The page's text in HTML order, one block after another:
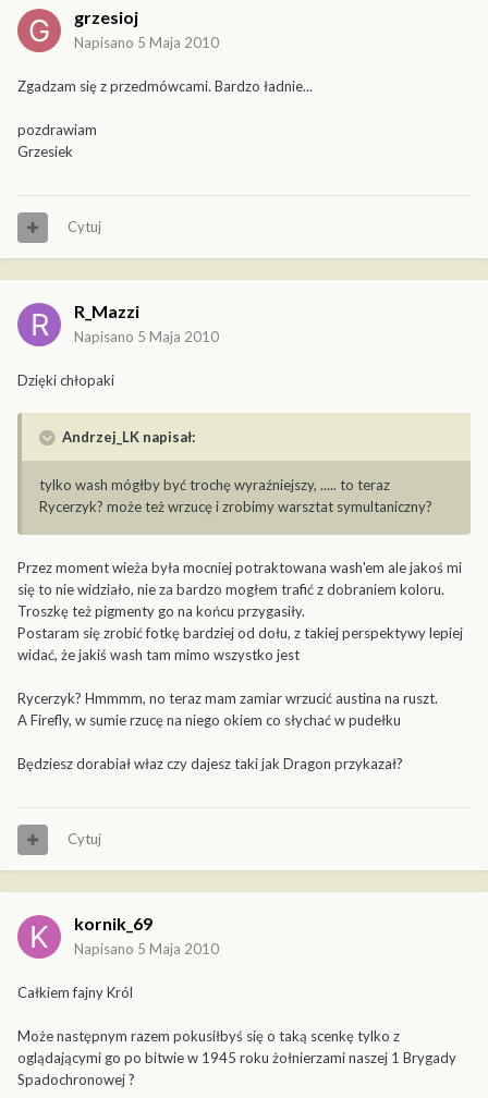
grzesioj
Napisano 5 Maja 2010
Zgadzam się z przedmówcami. Bardzo ładnie...
pozdrawiam
Grzesiek
Cytuj
R_Mazzi
Napisano 5 Maja 2010
Dzięki chłopaki
Andrzej_LK napisał:
tylko wash mógłby być trochę wyraźniejszy, ..... to teraz
Rycerzyk? może też wrzucę i zrobimy warsztat symultaniczny?
Przez moment wieża była mocniej potraktowana wash'em ale jakoś mi
się to nie widziało, nie za bardzo mogłem trafić z dobraniem koloru.
Troszkę też pigmenty go na końcu przygasiły.
Postaram się zrobić fotkę bardziej od dołu, z takiej perspektywy lepiej
widać, że jakiś wash tam mimo wszystko jest
Rycerzyk? Hmmmm, no teraz mam zamiar wrzucić austina na ruszt.
A Firefly, w sumie rzucę na niego okiem co słychać w pudełku
Będziesz dorabiał właz czy dajesz taki jak Dragon przykazał?
Cytuj
kornik_69
Napisano 5 Maja 2010
Całkiem fajny Król
Może następnym razem pokusiłbyś się o taką scenkę tylko z
oglądającymi go po bitwie w 1945 roku żołnierzami naszej 1 Brygady
Spadochronowej ?